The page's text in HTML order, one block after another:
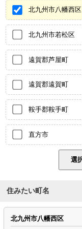
北九州市八幡西区
北九州市若松区
遠賀郡芦屋町
遠賀郡遠賀町
鞍手郡鞍手町
直方市
住みたい町名
北九州市八幡西区